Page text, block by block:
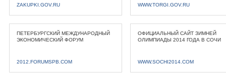
ZAKUPKI.GOV.RU WWW.TORGI.GOV.RU
ПЕТЕРБУРГСКИЙ МЕЖДУНАРОДНЫЙ
ЭКОНОМИЧЕСКИЙ ФОРУМ
2012.FORUMSPB.COM
ОФИЦИАЛЬНЫЙ САЙТ ЗИМНЕЙ
ОЛИМПИАДЫ 2014 ГОДА В СОЧИ
WWW.SOCHI2014.COM